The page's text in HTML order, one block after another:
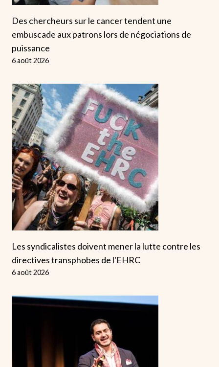
Des chercheurs sur le cancer tendent une
embuscade aux patrons lors de négociations de
puissance
6 août 2026
Les syndicalistes doivent mener la lutte contre les
directives transphobes de l'EHRC
6 août 2026